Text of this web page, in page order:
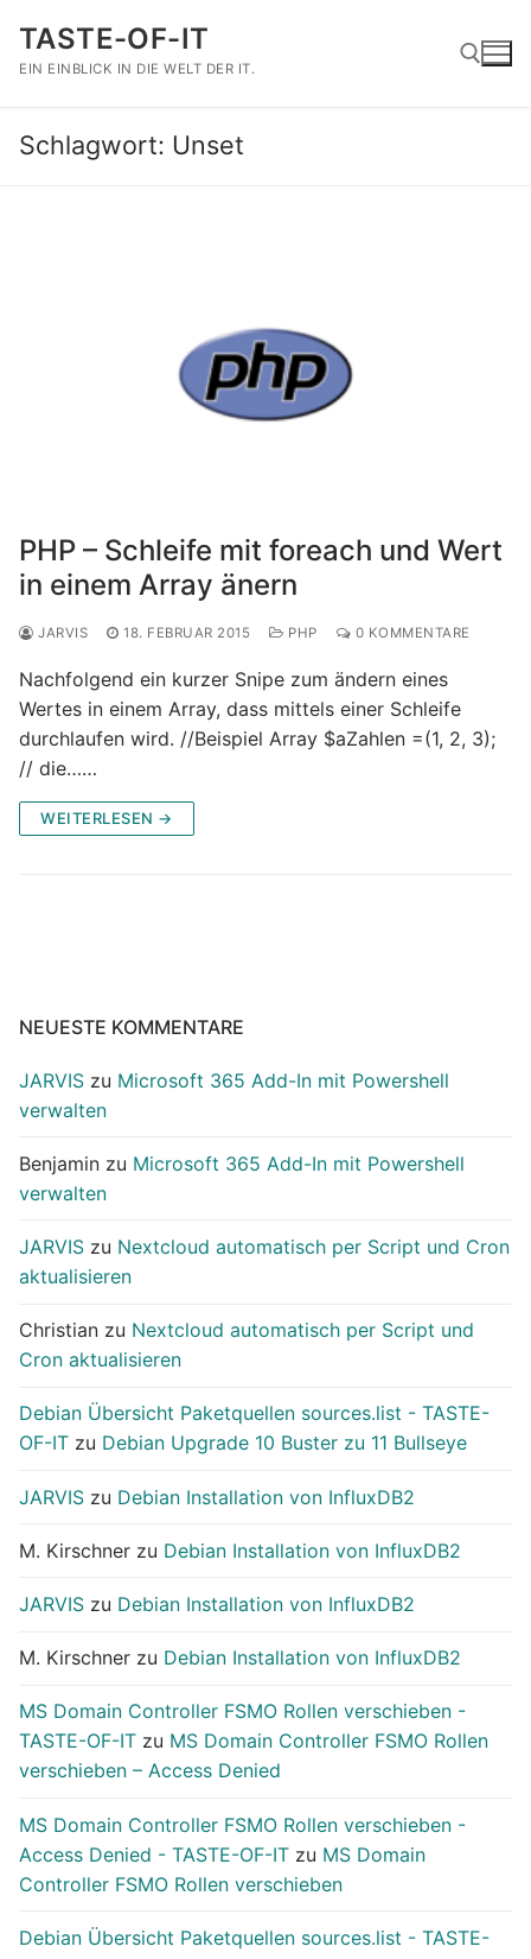
Inhalt
springen
TASTE-OF-IT
EIN EINBLICK IN DIE WELT DER IT.
Schlagwort: Unset
PHP – Schleife mit foreach und Wert
in einem Array änern
JARVIS 18. FEBRUAR 2015 PHP 0 KOMMENTARE
Nachfolgend ein kurzer Snipe zum ändern eines
Wertes in einem Array, dass mittels einer Schleife
durchlaufen wird. //Beispiel Array $aZahlen =(1, 2, 3);
// die……
WEITERLESEN →
NEUESTE KOMMENTARE
JARVIS zu Microsoft 365 Add-In mit Powershell
verwalten
Benjamin zu Microsoft 365 Add-In mit Powershell
verwalten
JARVIS zu Nextcloud automatisch per Script und Cron
aktualisieren
Christian zu Nextcloud automatisch per Script und
Cron aktualisieren
Debian Übersicht Paketquellen sources.list - TASTE-
OF-IT zu Debian Upgrade 10 Buster zu 11 Bullseye
JARVIS zu Debian Installation von InfluxDB2
M. Kirschner zu Debian Installation von InfluxDB2
JARVIS zu Debian Installation von InfluxDB2
M. Kirschner zu Debian Installation von InfluxDB2
MS Domain Controller FSMO Rollen verschieben -
TASTE-OF-IT zu MS Domain Controller FSMO Rollen
verschieben – Access Denied
MS Domain Controller FSMO Rollen verschieben -
Access Denied - TASTE-OF-IT zu MS Domain
Controller FSMO Rollen verschieben
Debian Übersicht Paketquellen sources.list - TASTE-